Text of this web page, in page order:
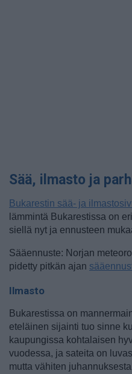
Sää, ilmasto ja
Bukarestin sää- ja
lämmintä Bukarestissa on
siellä nyt ja ennusteen
Sääennuste: Norjan
pidetty pitkän ajan
Ilmasto
Bukarestissa on
eteläinen sijainti tuo sinne
kaupungissa kohtalaisen
vuodessa, ja sateita on
mutta vähiten